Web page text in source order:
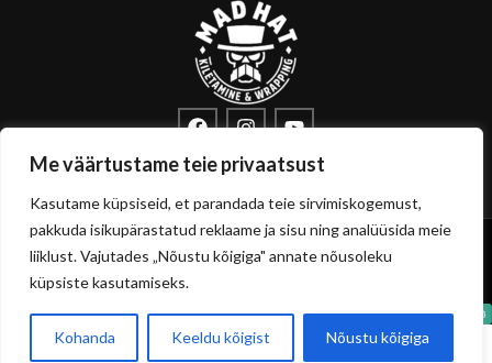
Me väärtustame teie privaatsust
Kasutame küpsiseid, et parandada teie sirvimiskogemust,
pakkuda isikupärastatud reklaame ja sisu ning analüüsida meie
liiklust. Vajutades „Nõustu kõigiga" annate nõusoleku
küpsiste kasutamiseks.
Kohanda Keeldu kõigist Nõustu kõigiga
info@sisustuskile.ee
+372 53715972
Copyrightsisustuskile.ee © 2026
Privaatsuspoliitika
Müügitingimused
0